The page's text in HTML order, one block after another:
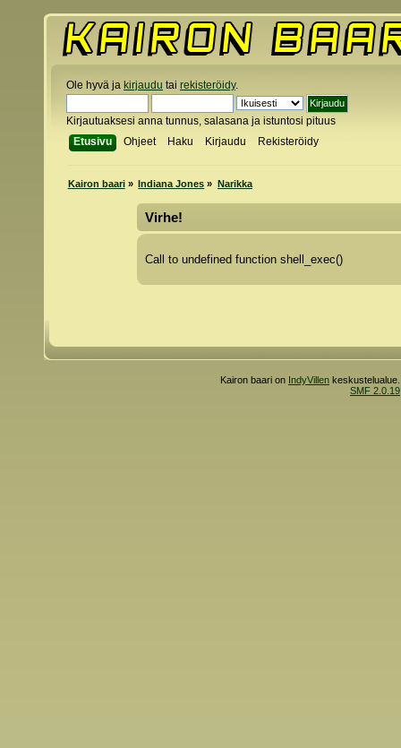
Ole hyvä ja kirjaudu tai rekisteröidy.
Kirjautuaksesi anna tunnus, salasana ja istuntosi pituus
Etusivu
Ohjeet Haku Kirjaudu Rekisteröidy
Kairon baari» Indiana Jones » Narikka
Virhe!
Call to undefined function shell_exec()
Kairon baari on IndyVillen
SMF 2.0.19